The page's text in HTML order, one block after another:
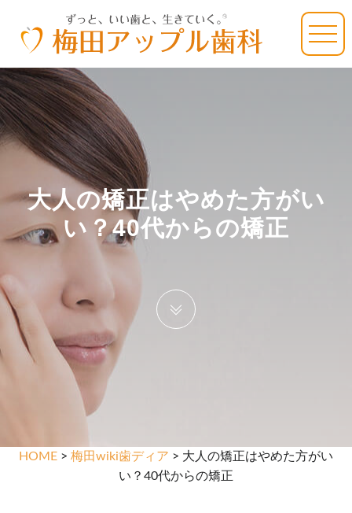
大人の矯正はやめた方がい
い？40代からの矯正
HOME > 梅田wiki歯ディア > 大人の矯正はやめた方がい
い？40代からの矯正